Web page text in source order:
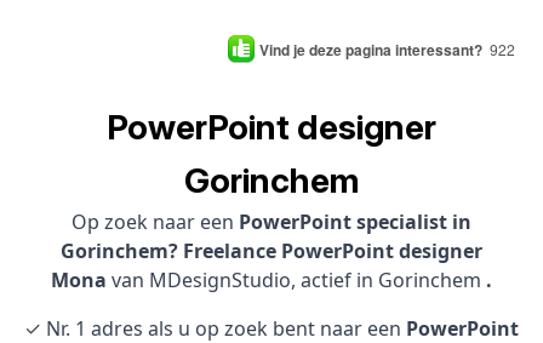
Vind je deze pagina interessant? 922
PowerPoint designer
Gorinchem
Op zoek naar een PowerPoint specialist in
Gorinchem? Freelance PowerPoint designer
Mona van MDesignStudio, actief in Gorinchem .
✓ Nr. 1 adres als u op zoek bent naar een PowerPoint